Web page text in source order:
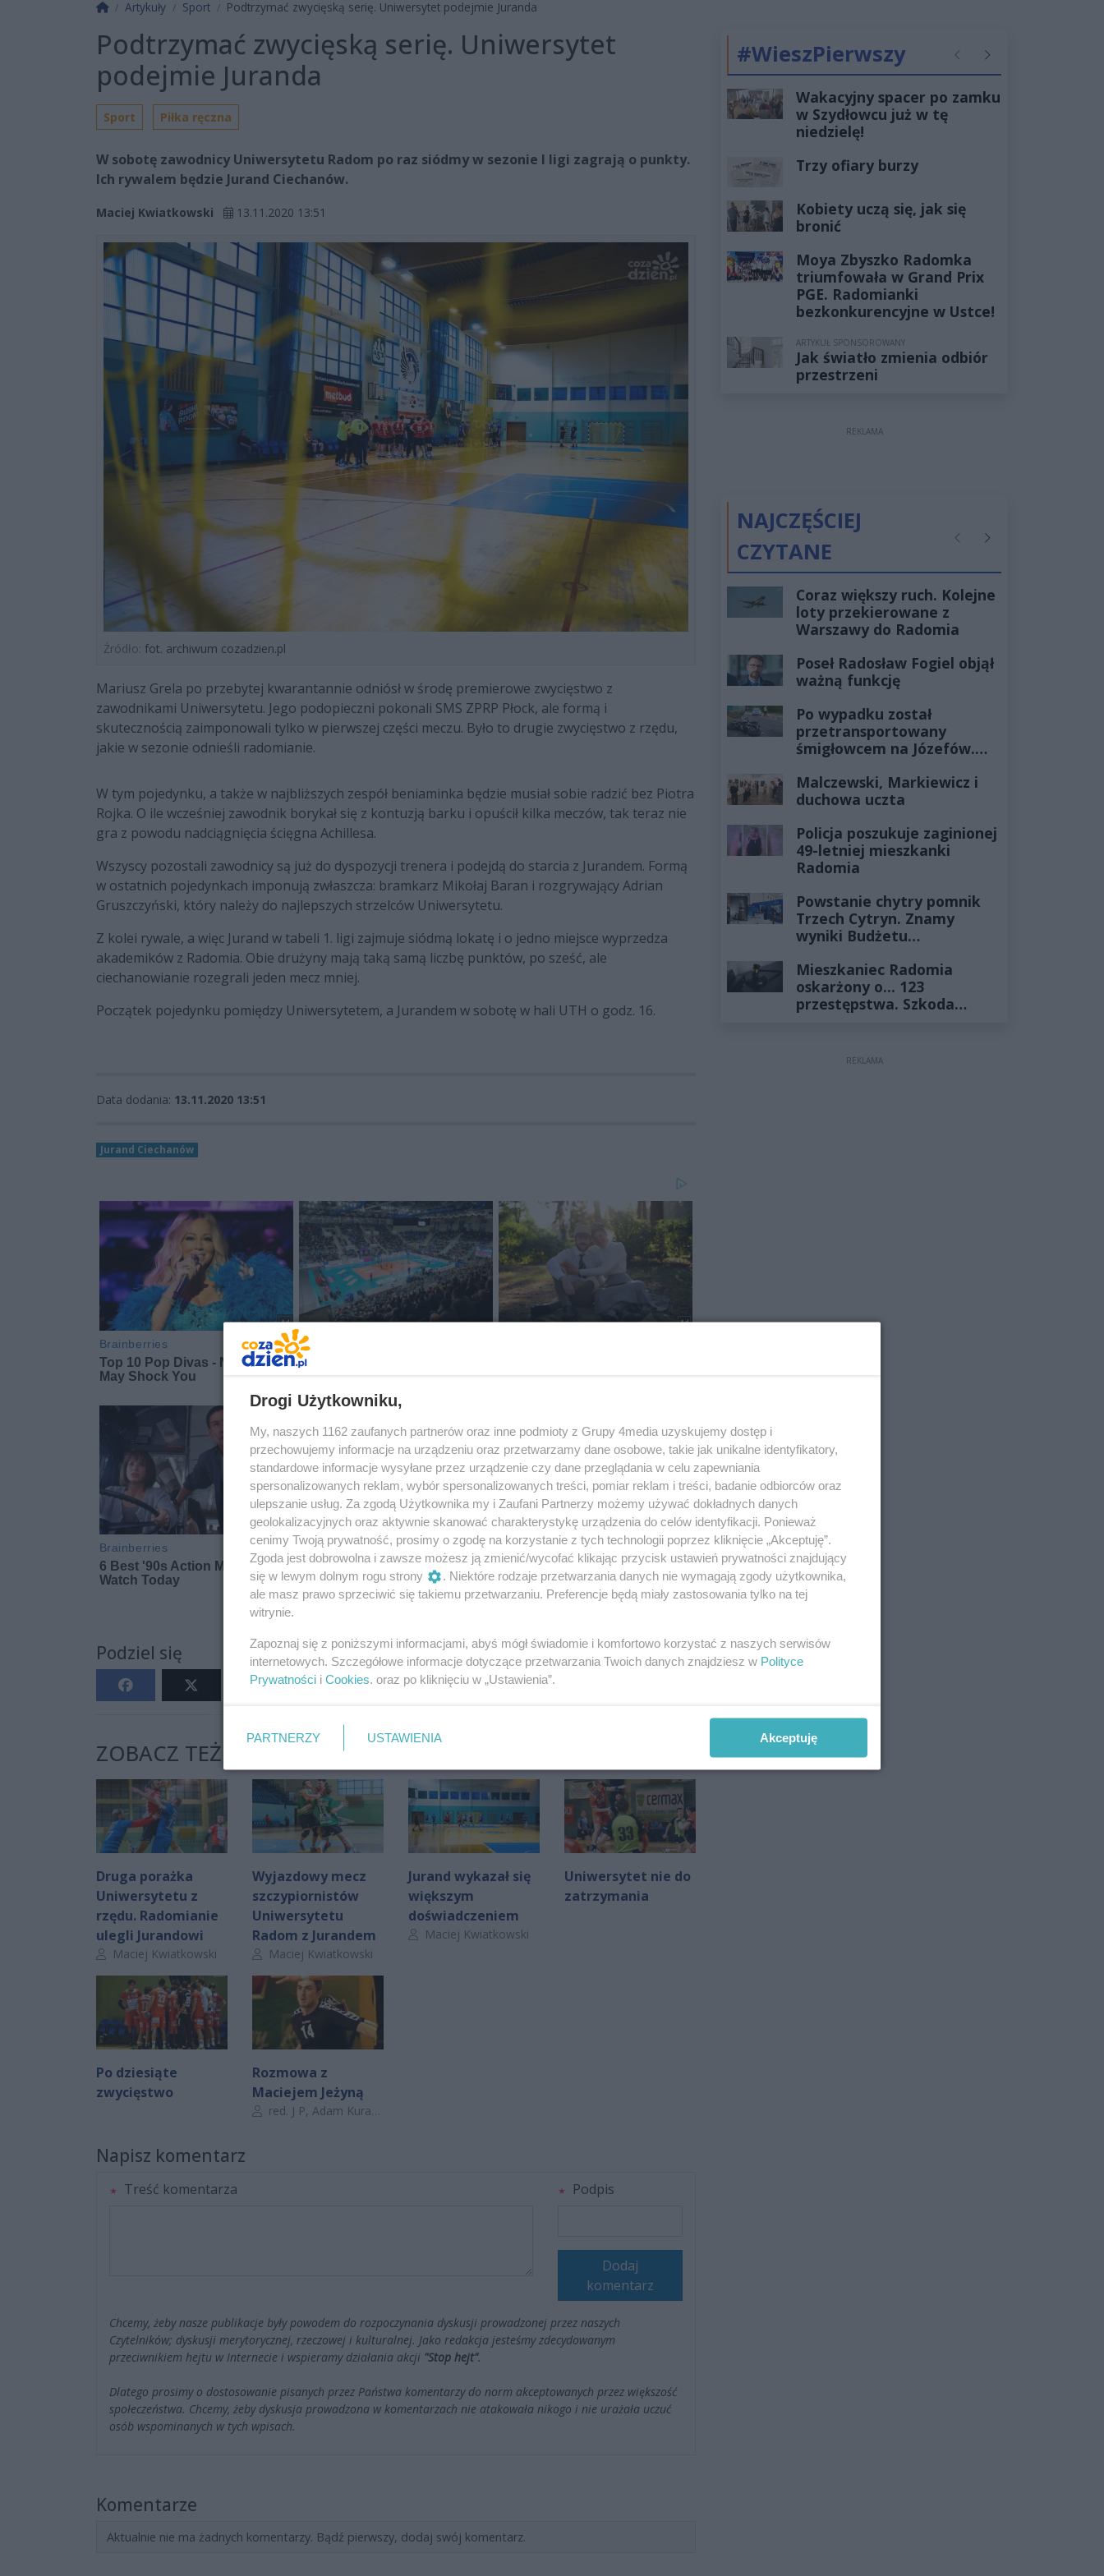
Strona główna
Artykuły Sport Podtrzymać zwycięską serię. Uniwersytet podejmie Juranda
Podtrzymać zwycięską serię. Uniwersytet
podejmie Juranda
Sport Piłka ręczna
W sobotę zawodnicy Uniwersytetu Radom po raz siódmy w sezonie I ligi zagrają o punkty.
Ich rywalem będzie Jurand Ciechanów.
Maciej Kwiatkowski 13.11.2020 13:51
Źródło: fot. archiwum cozadzien.pl
Mariusz Grela po przebytej kwarantannie odniósł w środę premierowe zwycięstwo z
zawodnikami Uniwersytetu. Jego podopieczni pokonali SMS ZPRP Płock, ale formą i
skutecznością zaimponowali tylko w pierwszej części meczu. Było to drugie zwycięstwo z rzędu,
jakie w sezonie odnieśli radomianie.
W tym pojedynku, a także w najbliższych zespół beniaminka będzie musiał sobie radzić bez Piotra
Rojka. O ile wcześniej zawodnik borykał się z kontuzją barku i opuścił kilka meczów, tak teraz nie
gra z powodu nadciągnięcia ścięgna Achillesa.
Wszyscy pozostali zawodnicy są już do dyspozycji trenera i podejdą do starcia z Jurandem. Formą
w ostatnich pojedynkach imponują zwłaszcza: bramkarz Mikołaj Baran i rozgrywający Adrian
Gruszczyński, który należy do najlepszych strzelców Uniwersytetu.
Z kolei rywale, a więc Jurand w tabeli 1. ligi zajmuje siódmą lokatę i o jedno miejsce wyprzedza
akademików z Radomia. Obie drużyny mają taką samą liczbę punktów, po sześć, ale
ciechanowianie rozegrali jeden mecz mniej.
Początek pojedynku pomiędzy Uniwersytetem, a Jurandem w sobotę w hali UTH o godz. 16.
Data dodania: 13.11.2020 13:51
Jurand Ciechanów
Podziel się Oceń
ZOBACZ TEŻ:
Druga porażka
Uniwersytetu z
rzędu. Radomianie
ulegli Jurandowi
Autor artykułu:
Maciej Kwiatkowski
Wyjazdowy mecz
szczypiornistów
Uniwersytetu
Radom z Jurandem
Autor artykułu:
Maciej Kwiatkowski
Jurand wykazał się
większym
doświadczeniem
Autor artykułu:
Maciej Kwiatkowski
Uniwersytet nie do
zatrzymania
Po dziesiąte
zwycięstwo
Rozmowa z
Maciejem Jeżyną
Autor artykułu:
red. J P, Adam Kurasiewicz
Napisz komentarz
Treść komentarza Podpis
Dodaj
komentarz
Chcemy, żeby nasze publikacje były powodem do rozpoczynania dyskusji prowadzonej przez naszych
Czytelników; dyskusji merytorycznej, rzeczowej i kulturalnej. Jako redakcja jesteśmy zdecydowanym
przeciwnikiem hejtu w Internecie i wspieramy działania akcji "Stop hejt".
Dlatego prosimy o dostosowanie pisanych przez Państwa komentarzy do norm akceptowanych przez większość
społeczeństwa. Chcemy, żeby dyskusja prowadzona w komentarzach nie atakowała nikogo i nie urażała uczuć
osób wspominanych w tych wpisach.
Komentarze
Aktualnie nie ma żadnych komentarzy. Bądź pierwszy, dodaj swój komentarz.
#WieszPierwszy PoprzednieNastępne
Wakacyjny spacer po zamku
w Szydłowcu już w tę
niedzielę!
Trzy ofiary burzy
Kobiety uczą się, jak się
bronić
Moya Zbyszko Radomka
triumfowała w Grand Prix
PGE. Radomianki
bezkonkurencyjne w Ustce!
ARTYKUŁ SPONSOROWANY
Jak światło zmienia odbiór
przestrzeni
REKLAMA
NAJCZĘŚCIEJ
CZYTANE
PoprzednieNastępne
Coraz większy ruch. Kolejne
loty przekierowane z
Warszawy do Radomia
Poseł Radosław Fogiel objął
ważną funkcję
Po wypadku został
przetransportowany
śmigłowcem na Józefów.
żyłach
Malczewski, Markiewicz i
duchowa uczta
Policja poszukuje zaginionej
49-letniej mieszkanki
Radomia
Powstanie chytry pomnik
Trzech Cytryn. Znamy
wyniki Budżetu
Mieszkaniec Radomia
oskarżony o... 123
przestępstwa. Szkoda
REKLAMA
Drogi Użytkowniku,
My, naszych 1162 zaufanych partnerów oraz inne podmioty z Grupy 4media uzyskujemy dostęp i
przechowujemy informacje na urządzeniu oraz przetwarzamy dane osobowe, takie jak unikalne identyfikatory,
standardowe informacje wysyłane przez urządzenie czy dane przeglądania w celu zapewniania
spersonalizowanych reklam, wybór spersonalizowanych treści, pomiar reklam i treści, badanie odbiorców oraz
ulepszanie usług. Za zgodą Użytkownika my i Zaufani Partnerzy możemy używać dokładnych danych
geolokalizacyjnych oraz aktywnie skanować charakterystykę urządzenia do celów identyfikacji. Ponieważ
cenimy Twoją prywatność, prosimy o zgodę na korzystanie z tych technologii poprzez kliknięcie „Akceptuję”.
Zgoda jest dobrowolna i zawsze możesz ją zmienić/wycofać klikając przycisk ustawień prywatności znajdujący
się w lewym dolnym rogu strony
. Niektóre rodzaje przetwarzania danych nie wymagają zgody użytkownika,
ale masz prawo sprzeciwić się takiemu przetwarzaniu. Preferencje będą miały zastosowania tylko na tej
witrynie.
Zapoznaj się z poniższymi informacjami, abyś mógł świadomie i komfortowo korzystać z naszych serwisów
internetowych. Szczegółowe informacje dotyczące przetwarzania Twoich danych znajdziesz w Polityce
Prywatności i Cookies. oraz po kliknięciu w „Ustawienia”.
PARTNERZY USTAWIENIA Akceptuję